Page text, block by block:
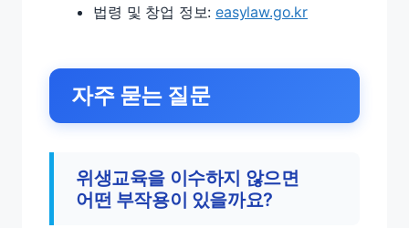
법령 및 창업 정보:easylaw.go.kr
자주 묻는 질문
위생교육을 이수하지 않으면
어떤 부작용이 있을까요?